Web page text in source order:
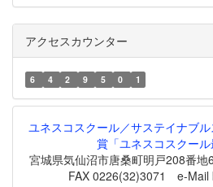
アクセスカウンター
6 4 2 9 5 0 1
ユネスコスクール／サステイナブ
賞「ユネスコスクール
宮城県気仙沼市唐桑町明戸208番
FAX 0226(32)3071 e-Mail